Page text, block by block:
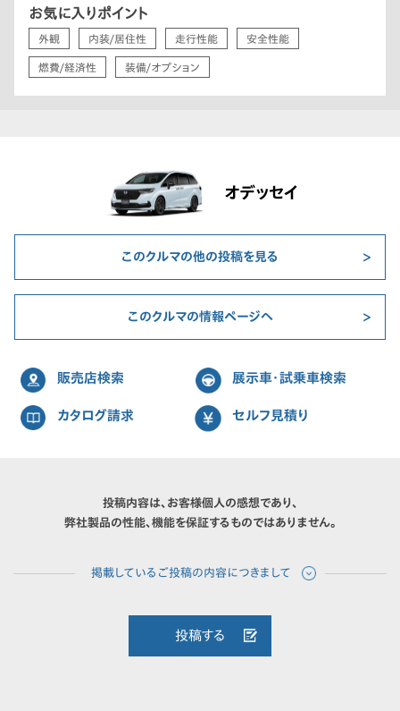
お気に入りポイント
外観 内装/居住性 走行性能 安全性能
燃費/経済性 装備/オプション
オデッセイ
このクルマの他の投稿を見る
このクルマの情報ページへ
販売店検索 展示車・試乗車検索
カタログ請求 セルフ見積り
投稿内容は、お客様個人の感想であり、
弊社製品の性能、機能を保証するものではありません。
投稿する